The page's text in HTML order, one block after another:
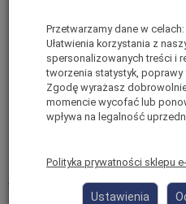
Szerokie, antypoślizgowe
zejście z drabiny.
SystemGround Cue®
stopniu.
Wyposażona wpółkę
Solidna konstrukcja
Spełnia normy
WAGA: ok. 13 kg
Przetwarzamy dane w celach:
Ułatwienia korzystania z
spersonalizowanych treści i
tworzenia statystyk,
Zgodę wyrażasz
momencie wycofać lub
wpływa na legalność
Polityka prywatności sklepu
Ustawienia